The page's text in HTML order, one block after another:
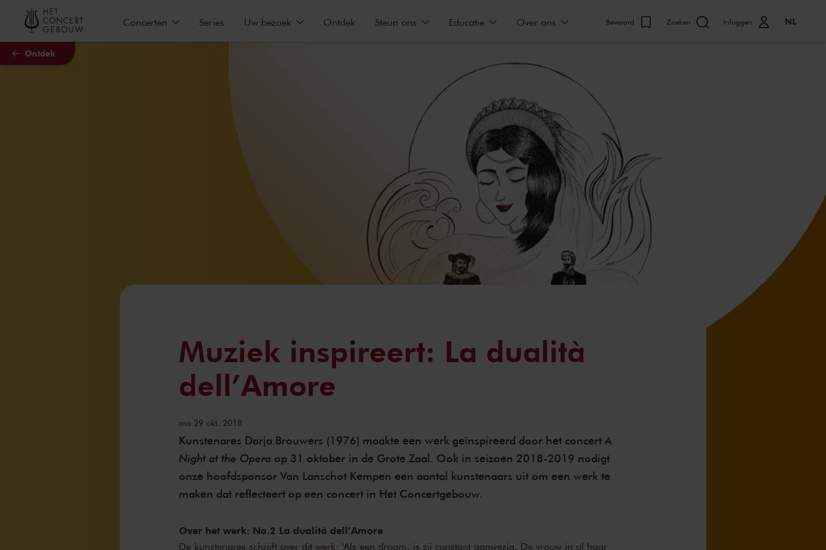
Naar hoofdcontent
Ontdek
Concerten Series Uw bezoek Ontdek Steun ons Educatie Over ons Bewaard Zoeken Inloggen NL
Muziek inspireert: La dualità
dell’Amore
ma 29 okt. 2018
Kunstenares Darja Brouwers (1976) maakte een werk geïnspireerd door het concertA
Night at the Opera op 31 oktober in de Grote Zaal. Ook in seizoen 2018-2019 nodigt
onze hoofdsponsor Van Lanschot Kempen een aantal kunstenaars uit om een werk te
maken dat reflecteert op een concert in Het Concertgebouw.
Over het werk: No.2 La dualità dell’Amore
De kunstenares schrijft over dit werk: 'Als een droom, is zij constant aanwezig. De vrouw in al haar